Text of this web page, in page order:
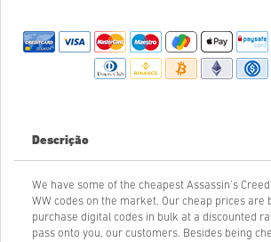
Descrição
We have some of the cheapest Assassin's
WW codes on the market. Our cheap prices are
purchase digital codes in bulk at a discounted
pass onto you, our customers. Besides being